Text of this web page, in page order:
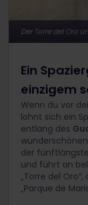
Der Torre del Oro
Ein
einzigem
Wenn du vor
lohnt sich ein
entlang des
der
und führt an
„Torre del
„Parque de